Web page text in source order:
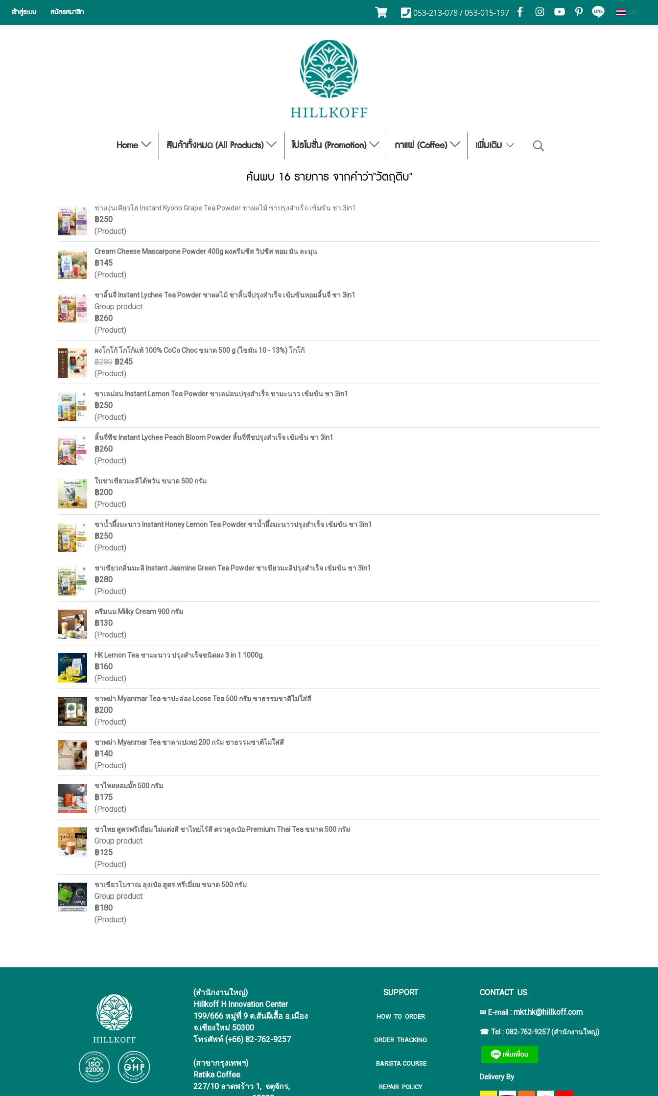
เข้าสู่ระบบ สมัครสมาชิก 053-213-078 / 053-015-197 TH
Home สินค้าทั้งหมด (All Products) โปรโมชั่น (Promotion) กาแฟ (Coffee) เพิ่มเติม
ค้นพบ 16 รายการ จากคำว่า"วัตถุดิบ"
ชาองุ่นเคียวโฮ Instant Kyoho Grape Tea Powder ชาผลไม้ ชาปรุงสำเร็จ เข้มข้น ชา 3in1
฿250
(Product)
Cream Cheese Mascarpone Powder 400g ผงครีมชีส วิปชีส หอม มัน ละมุน
฿145
(Product)
ชาลิ้นจี่ Instant Lychee Tea Powder ชาผลไม้ ชาลิ้นจี่ปรุงสำเร็จ เข้มข้นหอมลิ้นจี่ ชา 3in1
Group product
฿260
(Product)
ผงโกโก้ โกโก้แท้ 100% CoCo Choc ขนาด 500 g (ไขมัน 10 - 13%) โกโก้
฿280 ฿245
(Product)
ชาเลม่อน Instant Lemon Tea Powder ชาเลม่อนปรุงสำเร็จ ชามะนาว เข้มข้น ชา 3in1
฿250
(Product)
ลิ้นจี่พีช Instant Lychee Peach Bloom Powder ลิ้นจี่พีชปรุงสำเร็จ เข้มข้น ชา 3in1
฿260
(Product)
ใบชาเขียวมะลิไต้หวัน ขนาด 500 กรัม
฿200
(Product)
ชาน้ำผึ้งมะนาว Instant Honey Lemon Tea Powder ชาน้ำผึ้งมะนาวปรุงสำเร็จ เข้มข้น ชา 3in1
฿250
(Product)
ชาเขียวกลิ่นมะลิ Instant Jasmine Green Tea Powder ชาเขียวมะลิปรุงสำเร็จ เข้มข้น ชา 3in1
฿280
(Product)
ครีมนม Milky Cream 900 กรัม
฿130
(Product)
HK Lemon Tea ชามะนาว ปรุงสำเร็จชนิดผง 3 in 1 1000g.
฿160
(Product)
ชาพม่า Myanmar Tea ชาปะล่อง Loose Tea 500 กรัม ชาธรรมชาติไม่ใส่สี
฿200
(Product)
ชาพม่า Myanmar Tea ชาลาเปเหย่ 200 กรัม ชาธรรมชาติไม่ใส่สี
฿140
(Product)
ชาไทยหอมมั๊ก 500 กรัม
฿175
(Product)
ชาไทย สูตรพรีเมี่ยม ไม่แต่งสี ชาไทยไร้สี ตราลุงเป๋อ Premium Thai Tea ขนาด 500 กรัม
Group product
฿125
(Product)
ชาเขียวโบราณ ลุงเป๋อ สูตร พรีเมี่ยม ขนาด 500 กรัม
Group product
฿180
(Product)
(สำนักงานใหญ่)
Hillkoff H Innovation Center
199/666 หมู่ที่ 9 ต.สันผีเสื้อ อ.เมือง
จ.เชียงใหม่ 50300
โทรศัพท์ (+66) 82-762-9257
(สาขากรุงเทพฯ)
Ratika Coffee
227/10 ลาดพร้าว 1, จตุจักร,
SUPPORT
HOW TO ORDER
ORDER TRACKING
BARISTA COURSE
REPAIR POLICY
CONTACT US
✉ E-mail:mkt.hk@hillkoff.com
☎ Tel : 082-762-9257 (สำนักงานใหญ่)
Delivery By